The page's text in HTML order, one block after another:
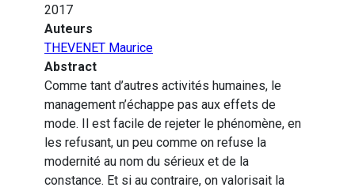
2017
Auteurs
THEVENET Maurice
Abstract
Comme tant d’autres activités humaines, le
management n’échappe pas aux effets de
mode. Il est facile de rejeter le phénomène, en
les refusant, un peu comme on refuse la
modernité au nom du sérieux et de la
constance. Et si au contraire, on valorisait la